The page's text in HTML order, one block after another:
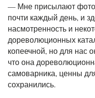
— Мне присылают
почти каждый день, и
насмотренность и
дореволюционных
копеечной, но для нас
что она
самоварника, ценны
сохранились.